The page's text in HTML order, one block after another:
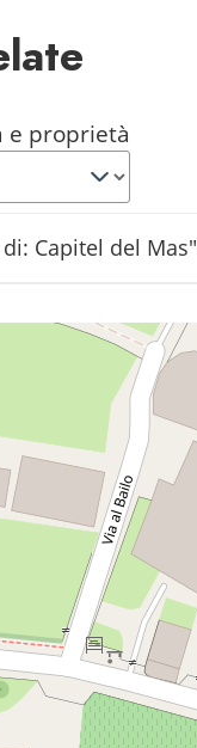
e proprietà
Capitel del Mas"